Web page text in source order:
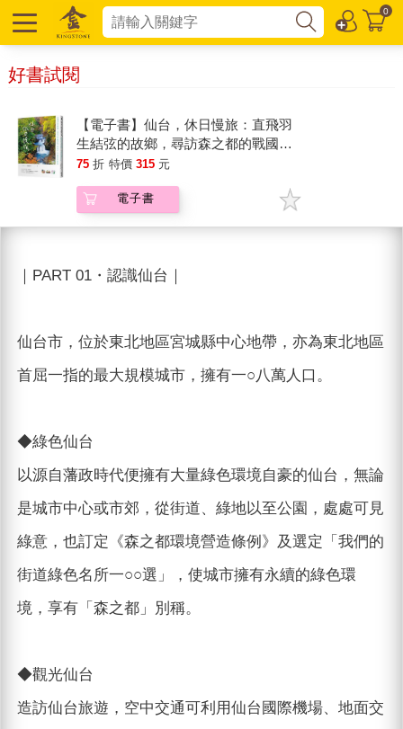
0
好書試閱
【電子書】仙台，休日慢旅：直飛羽
生結弦的故鄉，尋訪森之都的戰國古
城、四季絕景、美人御湯與產地料理
75 折 特價 315 元
電子書
｜PART 01・認識仙台｜
仙台市，位於東北地區宮城縣中心地帶，亦為東北地區
首屈一指的最大規模城市，擁有一○八萬人口。
◆綠色仙台
以源自藩政時代便擁有大量綠色環境自豪的仙台，無論
是城市中心或市郊，從街道、綠地以至公園，處處可見
綠意，也訂定《森之都環境營造條例》及選定「我們的
街道綠色名所一○○選」，使城市擁有永續的綠色環
境，享有「森之都」別稱。
◆觀光仙台
造訪仙台旅遊，空中交通可利用仙台國際機場、地面交